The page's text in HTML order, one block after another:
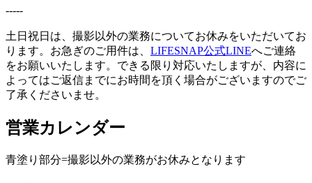
-----
土日祝日は、撮影以外の業務についてお休みをいただいてお
ります。お急ぎのご用件は、 LIFESNAP公式LINEへご連絡
をお願いいたします。できる限り対応いたしますが、内容に
よってはご返信までにお時間を頂く場合がございますのでご
了承くださいませ。
営業カレンダー
青塗り 部分=撮影以外の業務がお休みとなります